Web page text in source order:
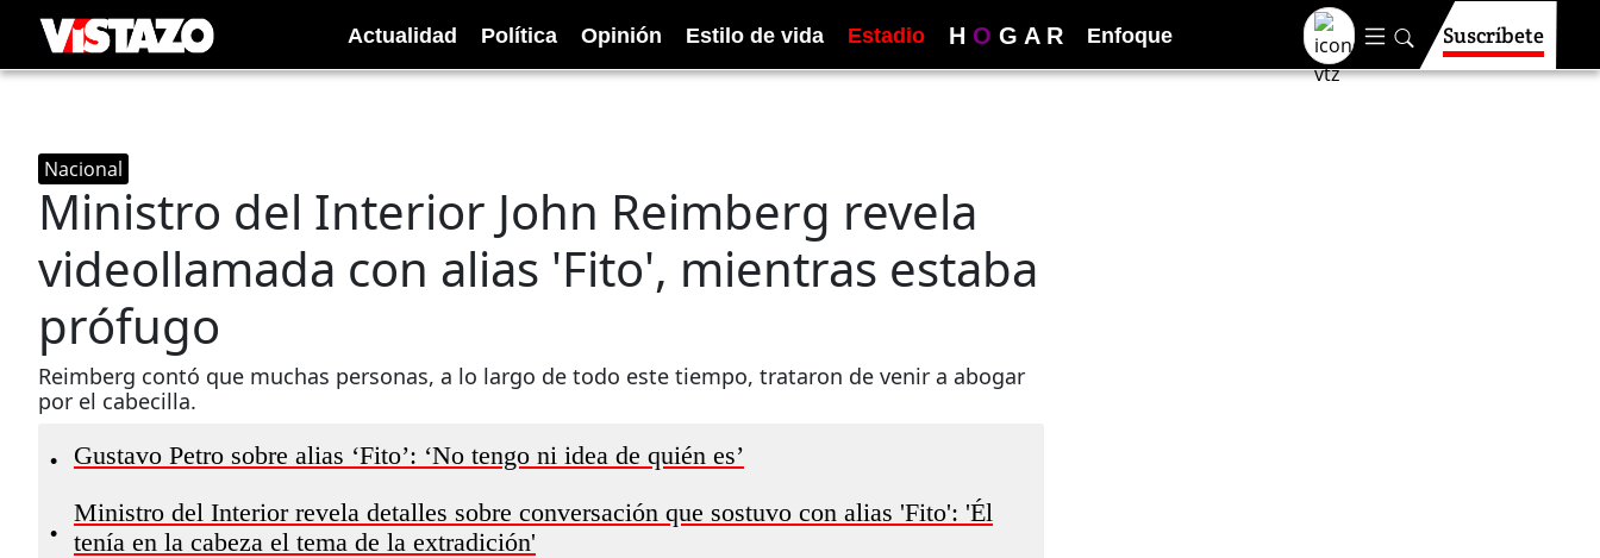
Actualidad Política Opinión Estilo de vida Estadio H O G A R Enfoque Suscríbete
Nacional
Ministro del Interior John Reimberg revela
videollamada con alias 'Fito', mientras estaba
prófugo
Reimberg contó que muchas personas, a lo largo de todo este tiempo, trataron de venir a abogar
por el cabecilla.
• Gustavo Petro sobre alias ‘Fito’: ‘No tengo ni idea de quién es’
•
Ministro del Interior revela detalles sobre conversación que sostuvo con alias 'Fito': 'Él
tenía en la cabeza el tema de la extradición'